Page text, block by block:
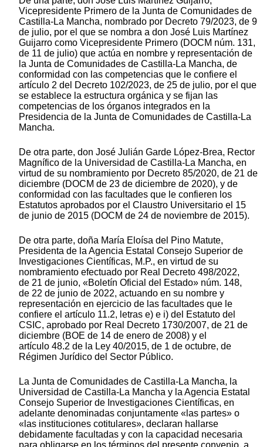
Vicepresidente Primero de la Junta de Comunidades de
Castilla-La Mancha, nombrado por Decreto 79/2023, de 9
de julio, por el que se nombra a don José Luis Martínez
Guijarro como Vicepresidente Primero (DOCM núm. 131,
de 11 de julio) que actúa en nombre y representación de
la Junta de Comunidades de Castilla-La Mancha, de
conformidad con las competencias que le confiere el
artículo 2 del Decreto 102/2023, de 25 de julio, por el que
se establece la estructura orgánica y se fijan las
competencias de los órganos integrados en la
Presidencia de la Junta de Comunidades de Castilla-La
Mancha.
De otra parte, don José Julián Garde López-Brea, Rector
Magnífico de la Universidad de Castilla-La Mancha, en
virtud de su nombramiento por Decreto 85/2020, de 21 de
diciembre (DOCM de 23 de diciembre de 2020), y de
conformidad con las facultades que le confieren los
Estatutos aprobados por el Claustro Universitario el 15
de junio de 2015 (DOCM de 24 de noviembre de 2015).
De otra parte, doña María Eloísa del Pino Matute,
Presidenta de la Agencia Estatal Consejo Superior de
Investigaciones Científicas, M.P., en virtud de su
nombramiento efectuado por Real Decreto 498/2022,
de 21 de junio, «Boletín Oficial del Estado» núm. 148,
de 22 de junio de 2022, actuando en su nombre y
representación en ejercicio de las facultades que le
confiere el artículo 11.2, letras e) e i) del Estatuto del
CSIC, aprobado por Real Decreto 1730/2007, de 21 de
diciembre (BOE de 14 de enero de 2008) y el
artículo 48.2 de la Ley 40/2015, de 1 de octubre, de
Régimen Jurídico del Sector Público.
La Junta de Comunidades de Castilla-La Mancha, la
Universidad de Castilla-La Mancha y la Agencia Estatal
Consejo Superior de Investigaciones Científicas, en
adelante denominadas conjuntamente «las partes» o
«las instituciones cotitulares», declaran hallarse
debidamente facultadas y con la capacidad necesaria